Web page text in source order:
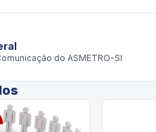
do ASMETRO-SI